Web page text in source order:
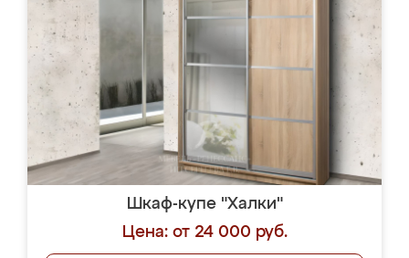
Шкаф-купе "Халки"
Цена: от 24 000 руб.